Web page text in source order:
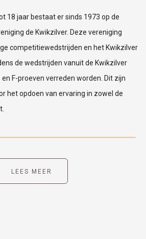
18 jaar bestaat er sinds 1973 op de
de Kwikzilver. Deze vereniging
competitiewedstrijden en het Kwikzilver
de wedstrijden vanuit de Kwikzilver
F-proeven verreden worden. Dit zijn
het opdoen van ervaring in zowel de
LEES MEER